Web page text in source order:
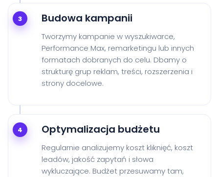
3 Budowa kampanii
Tworzymy kampanie w wyszukiwarce,
Performance Max, remarketingu lub innych
formatach dobranych do celu. Dbamy o
strukturę grup reklam, treści, rozszerzenia i
strony docelowe.
4 Optymalizacja budżetu
Regularnie analizujemy koszt kliknięć, koszt
leadów, jakość zapytań i słowa
wykluczające. Budżet przesuwamy tam,